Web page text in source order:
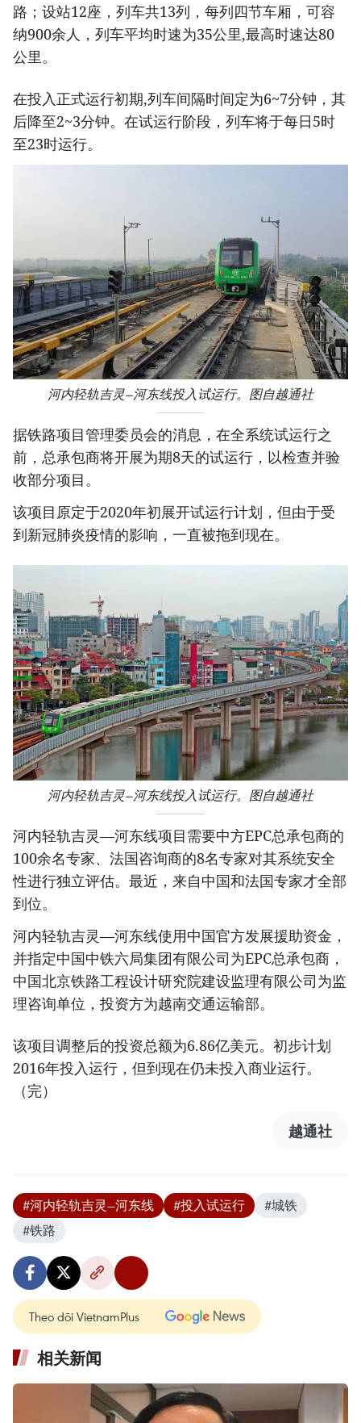
路；设站12座，列车共13列，每列四节车厢，可容
纳900余人，列车平均时速为35公里,最高时速达80
公里。
在投入正式运行初期,列车间隔时间定为6~7分钟，其
后降至2~3分钟。在试运行阶段，列车将于每日5时
至23时运行。
河内轻轨吉灵—河东线投入试运行。图自越通社
据铁路项目管理委员会的消息，在全系统试运行之
前，总承包商将开展为期8天的试运行，以检查并验
收部分项目。
该项目原定于2020年初展开试运行计划，但由于受
到新冠肺炎疫情的影响，一直被拖到现在。
河内轻轨吉灵—河东线投入试运行。图自越通社
河内轻轨吉灵—河东线项目需要中方EPC总承包商的
100余名专家、法国咨询商的8名专家对其系统安全
性进行独立评估。最近，来自中国和法国专家才全部
到位。
河内轻轨吉灵—河东线使用中国官方发展援助资金，
并指定中国中铁六局集团有限公司为EPC总承包商，
中国北京铁路工程设计研究院建设监理有限公司为监
理咨询单位，投资方为越南交通运输部。
该项目调整后的投资总额为6.86亿美元。初步计划
2016年投入运行，但到现在仍未投入商业运行。
（完）
越通社
#河内轻轨吉灵—河东线 #投入试运行
#城铁
#铁路
Theo dõi VietnamPlus
相关新闻